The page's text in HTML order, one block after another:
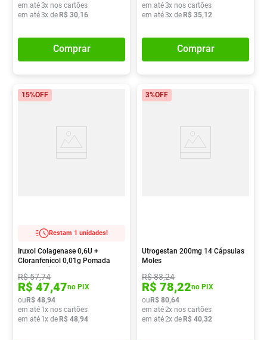
em até3x nos cartões
em até3x deR$ 30,16
Comprar
em até3x nos cartões
em até3x deR$ 35,12
Comprar
15%OFF
Restam 1 unidades!
Iruxol Colagenase 0,6U +
Cloranfenicol 0,01g Pomada
Dermatológica 15g
R$57,74
R$ 47,47no PIX
ouR$ 48,94
em até 1x nos cartões
em até 1x deR$ 48,94
3%OFF
Utrogestan 200mg 14 Cápsulas
Moles
R$83,24
R$ 78,22no PIX
ouR$ 80,64
em até2x nos cartões
em até2x deR$ 40,32